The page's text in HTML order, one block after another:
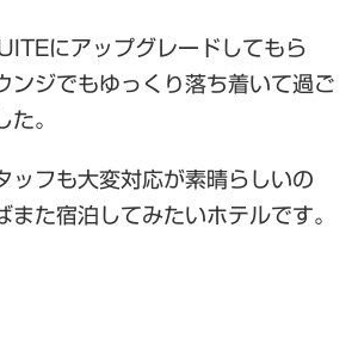
にアップグレードしてもら
ンジでもゆっくり落ち着いて過ご
た。
ッフも大変対応が素晴らしいの
また宿泊してみたいホテルです。